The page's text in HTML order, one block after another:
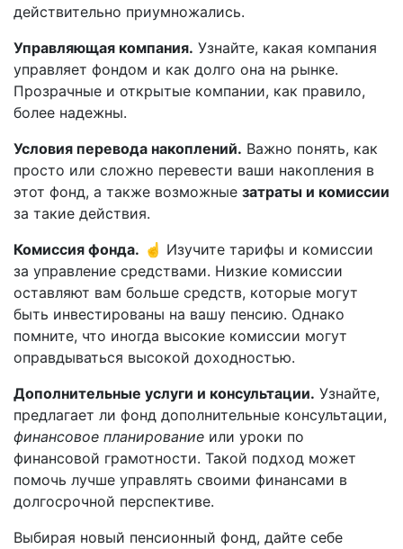
действительно приумножались.
Управляющая компания. Узнайте, какая компания
управляет фондом и как долго она на рынке.
Прозрачные и открытые компании, как правило,
более надежны.
Условия перевода накоплений. Важно понять, как
просто или сложно перевести ваши накопления в
этот фонд, а также возможные затраты и комиссии
за такие действия.
Комиссия фонда. ☝️ Изучите тарифы и комиссии
за управление средствами. Низкие комиссии
оставляют вам больше средств, которые могут
быть инвестированы на вашу пенсию. Однако
помните, что иногда высокие комиссии могут
оправдываться высокой доходностью.
Дополнительные услуги и консультации. Узнайте,
предлагает ли фонд дополнительные консультации,
финансовое планирование или уроки по
финансовой грамотности. Такой подход может
помочь лучше управлять своими финансами в
долгосрочной перспективе.
Выбирая новый пенсионный фонд, дайте себе